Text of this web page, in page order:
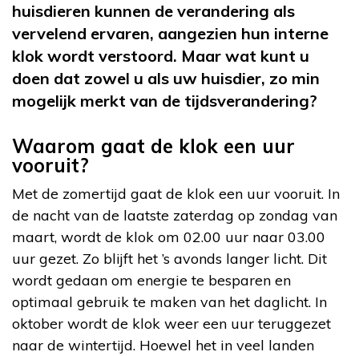
huisdieren kunnen de verandering als
vervelend ervaren, aangezien hun interne
klok wordt verstoord. Maar wat kunt u
doen dat zowel u als uw huisdier, zo min
mogelijk merkt van de tijdsverandering?
Waarom gaat de klok een uur
vooruit?
Met de zomertijd gaat de klok een uur vooruit. In
de nacht van de laatste zaterdag op zondag van
maart, wordt de klok om 02.00 uur naar 03.00
uur gezet. Zo blijft het ’s avonds langer licht. Dit
wordt gedaan om energie te besparen en
optimaal gebruik te maken van het daglicht. In
oktober wordt de klok weer een uur teruggezet
naar de wintertijd. Hoewel het in veel landen